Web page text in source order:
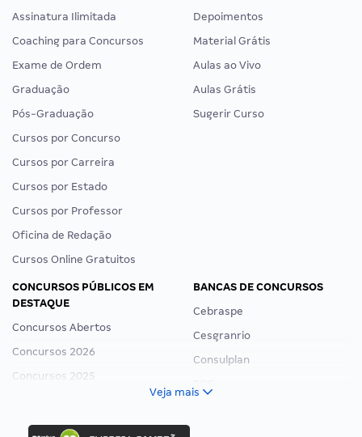
Assinatura Ilimitada
Coaching para Concursos
Exame de Ordem
Graduação
Pós-Graduação
Cursos por Concurso
Cursos por Carreira
Cursos por Estado
Cursos por Professor
Oficina de Redação
Cursos Online Gratuitos
Depoimentos
Material Grátis
Aulas ao Vivo
Aulas Grátis
Sugerir Curso
CONCURSOS PÚBLICOS EM
DESTAQUE
Concursos Abertos
Concursos 2026
Concursos 2025
Concurso Ibama
BANCAS DE CONCURSOS
Cebraspe
Cesgranrio
Consulplan
Veja mais